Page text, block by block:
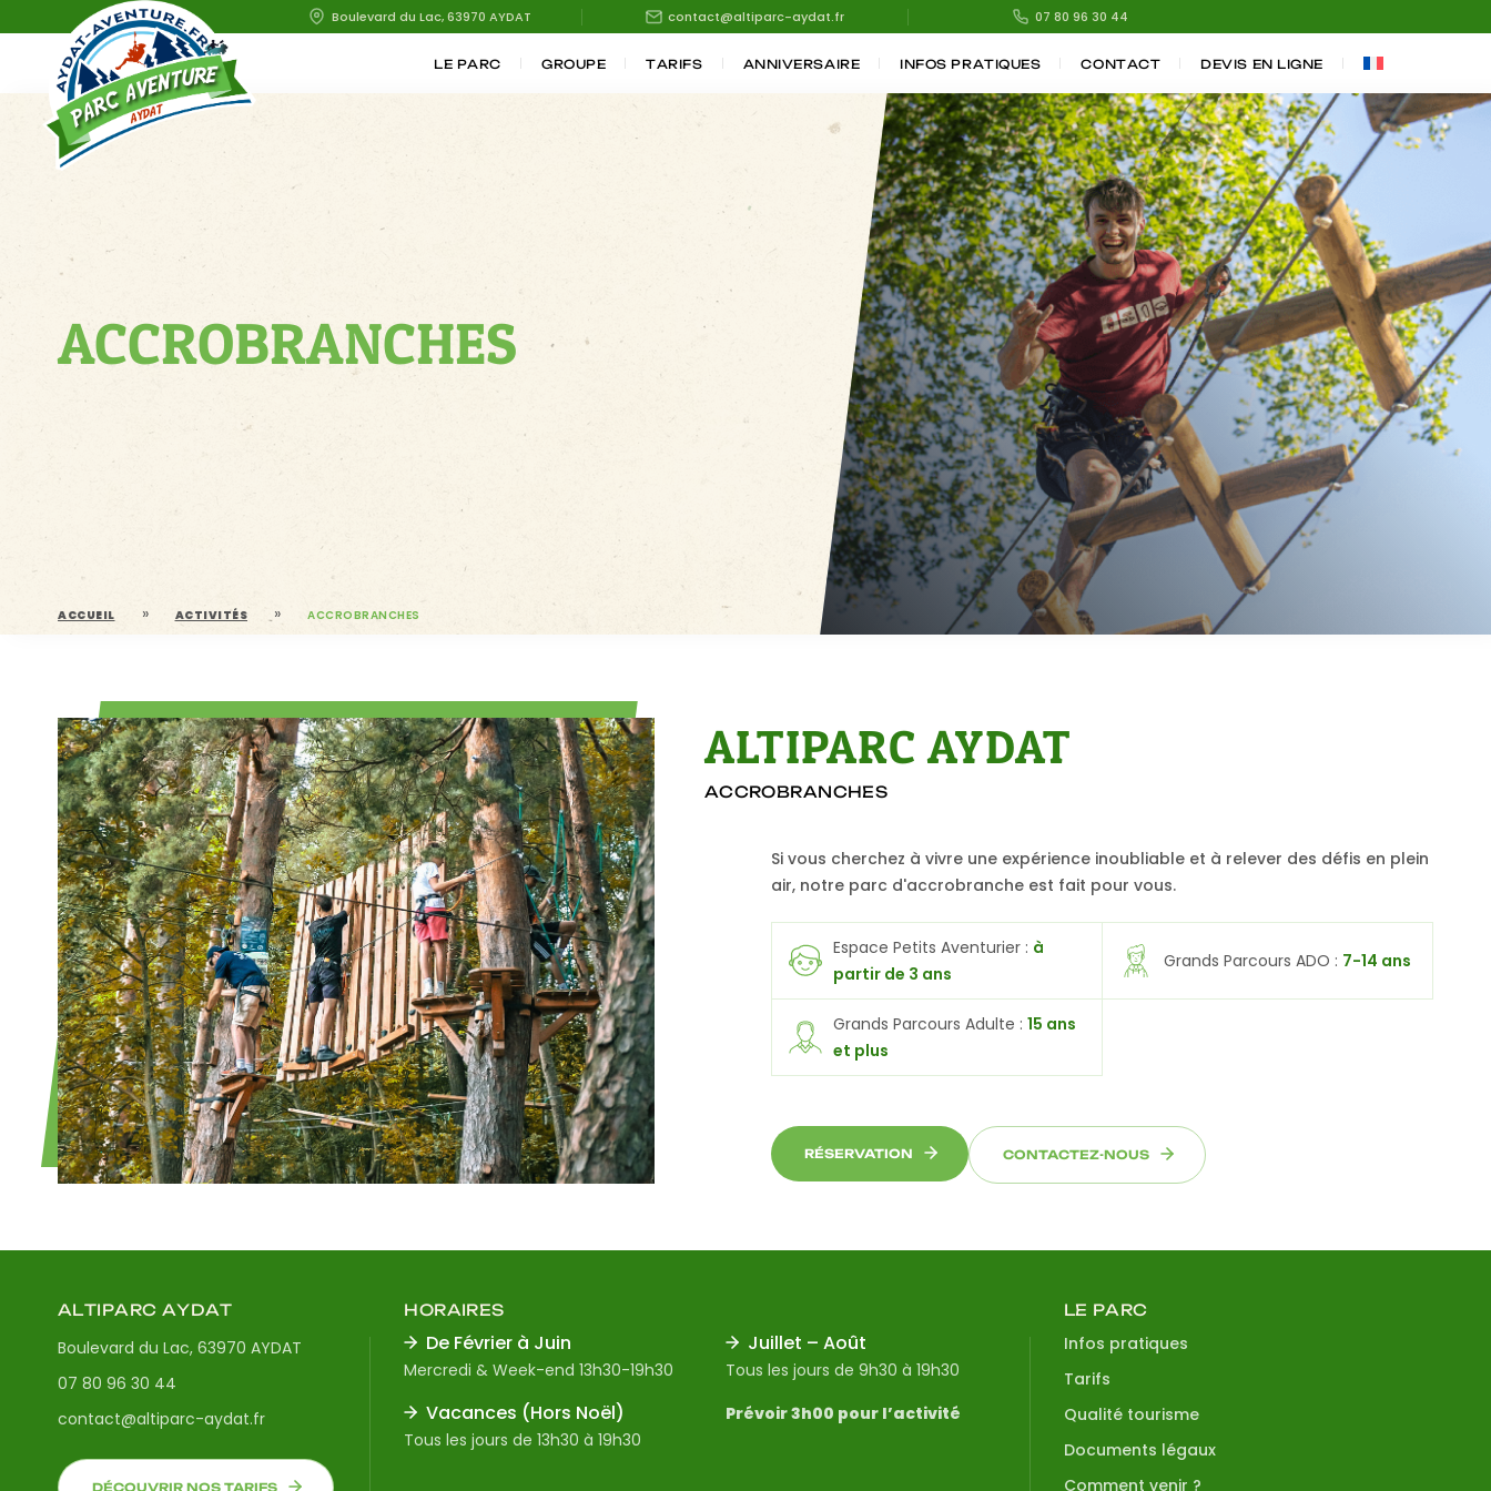
Boulevard du Lac, 63970 AYDAT contact@altiparc-aydat.fr 07 80 96 30 44
LE PARC GROUPE TARIFS ANNIVERSAIRE INFOS PRATIQUES CONTACT DEVIS EN LIGNE
ACCROBRANCHES
ACCUEIL » ACTIVITÉS » ACCROBRANCHES
ALTIPARC AYDAT
ACCROBRANCHES
Si vous cherchez à vivre une expérience inoubliable et à relever des défis en plein
air, notre parc d'accrobranche est fait pour vous.
Espace Petits Aventurier : à
partir de 3 ans
Grands Parcours ADO : 7-14 ans
Grands Parcours Adulte : 15 ans
et plus
RÉSERVATION CONTACTEZ-NOUS
ALTIPARC AYDAT
Boulevard du Lac, 63970 AYDAT
07 80 96 30 44
contact@altiparc-aydat.fr
DÉCOUVRIR NOS TARIFS
HORAIRES
De Février à Juin
Mercredi & Week-end 13h30-19h30
Juillet – Août
Tous les jours de 9h30 à 19h30
Vacances (Hors Noël)
Tous les jours de 13h30 à 19h30
Prévoir 3h00 pour l’activité
LE PARC
Infos pratiques
Tarifs
Qualité tourisme
Documents légaux
Comment venir ?